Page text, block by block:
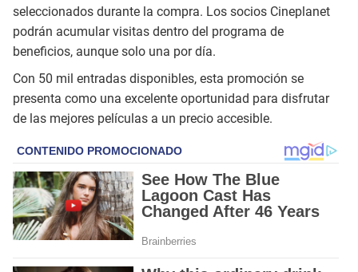
seleccionados durante la compra. Los socios Cineplanet
podrán acumular visitas dentro del programa de
beneficios, aunque solo una por día.
Con 50 mil entradas disponibles, esta promoción se
presenta como una excelente oportunidad para disfrutar
de las mejores películas a un precio accesible.